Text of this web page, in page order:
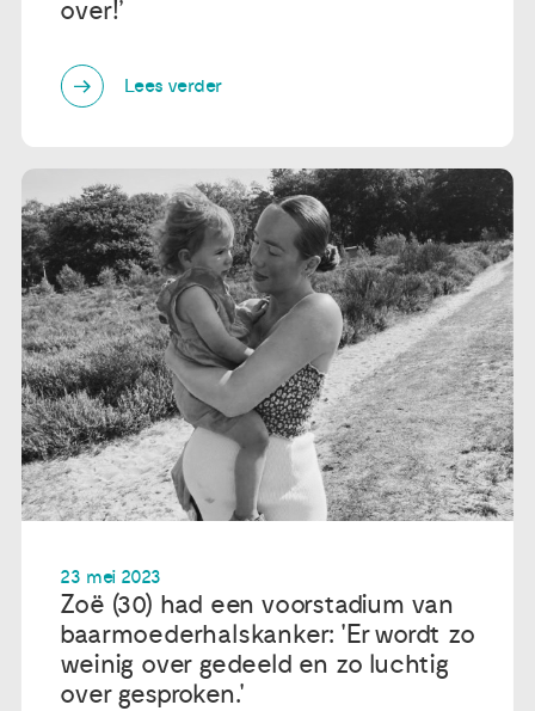
over!’
Lees verder
23 mei 2023
Zoë (30) had een voorstadium van
baarmoederhalskanker: 'Er wordt zo
weinig over gedeeld en zo luchtig
over gesproken.'